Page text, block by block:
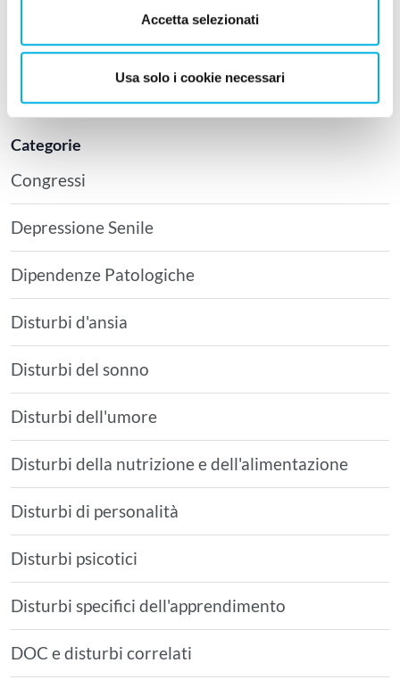
Accetta selezionati
Usa solo i cookie necessari
MALATTIA (DAM): COS’È, SINTOMI E CURE
1 Agosto 2026 - PSICOLOGIA APPLICATA,TRAUMA E DISTURBI STRESS CORRELATI
AFFRONTARLO SECONDO L’ACT
Categorie
Congressi
Depressione Senile
Dipendenze Patologiche
Disturbi d'ansia
Disturbi del sonno
Disturbi dell'umore
Disturbi della nutrizione e dell'alimentazione
Disturbi di personalità
Disturbi psicotici
Disturbi specifici dell'apprendimento
DOC e disturbi correlati